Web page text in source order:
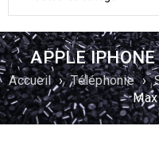
APPLE
Accueil › Téléphonie ›